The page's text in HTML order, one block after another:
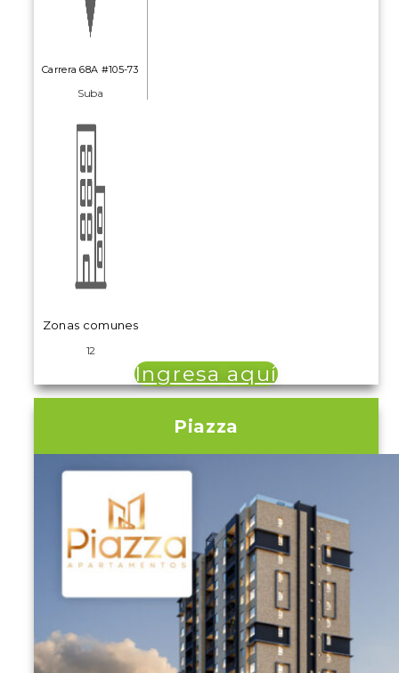
Carrera 68A #105-73
Suba
Zonas comunes
12
Ingresa aquí
Piazza